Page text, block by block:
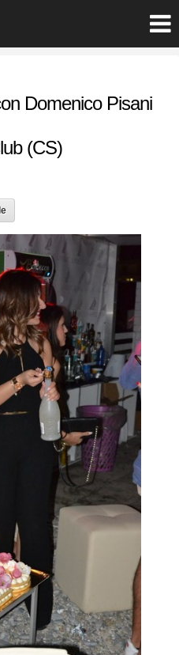
Domenico Pisani
(CS)